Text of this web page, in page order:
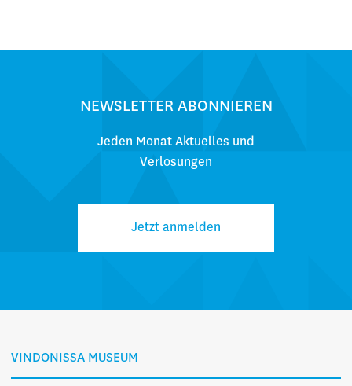
NEWSLETTER ABONNIEREN
Jeden Monat Aktuelles und
Verlosungen
Jetzt anmelden
VINDONISSA MUSEUM